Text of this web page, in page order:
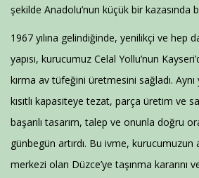
şekilde Anadolu’nun küçük bir kazasında
1967 yılına gelindiğinde, yenilikçi ve hep
yapısı, kurucumuz Celal Yollu’nun
kırma av tüfeğini üretmesini sağladı.
kısıtlı kapasiteye tezat, parça üretim ve
başarılı tasarım, talep ve onunla doğru
günbegün artırdı. Bu ivme, kurucumuzun
merkezi olan Düzce’ye taşınma kararını